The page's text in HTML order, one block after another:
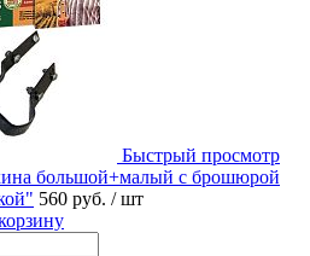
Быстрый просмотр
большой+малый с брошюрой
560 руб. / шт